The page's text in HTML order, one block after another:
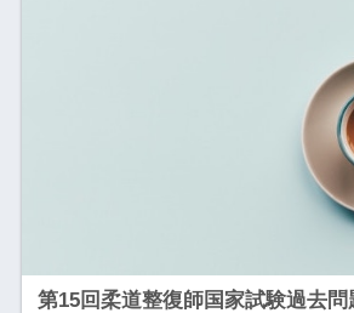
第15回柔道整復師国家試験過去問